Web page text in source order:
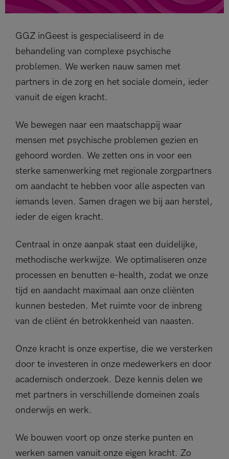
GGZ inGeest is gespecialiseerd in de
behandeling van complexe psychische
problemen. We werken nauw samen met
partners in de zorg en het sociale domein, ieder
vanuit de eigen kracht.
We bewegen naar een maatschappij waar
mensen met psychische problemen gezien en
gehoord worden. We zetten ons in voor een
sterke samenwerking met regionale zorgpartners
om aandacht te hebben voor alle aspecten van
iemands leven. Samen dragen we bij aan herstel,
ieder de eigen kracht.
Centraal in onze aanpak staat een duidelijke,
methodische werkwijze. We optimaliseren onze
processen en benutten e-health, zodat we onze
tijd en aandacht maximaal aan onze cliënten
kunnen besteden. Met ruimte voor de inbreng
van de cliënt én betrokkenheid van naasten.
Onze kracht is onze expertise, die we versterken
door te investeren in onze medewerkers en door
academisch onderzoek. Deze kennis delen we
met partners in verschillende domeinen zoals
onderwijs en werk.
We bouwen voort op onze sterke punten en
werken samen vanuit onze eigen kracht. Zo